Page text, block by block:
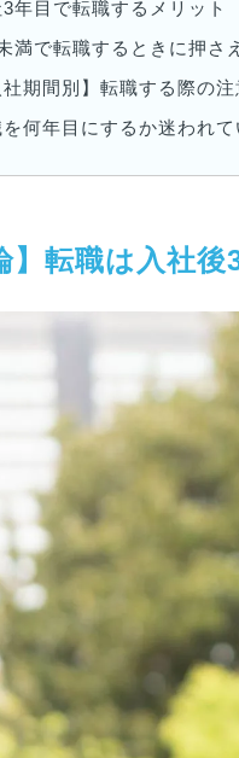
3年目で転職するメリット
満で転職するときに押さ
社期間別】転職する際の注
何年目にするか迷われ
】転職は入社